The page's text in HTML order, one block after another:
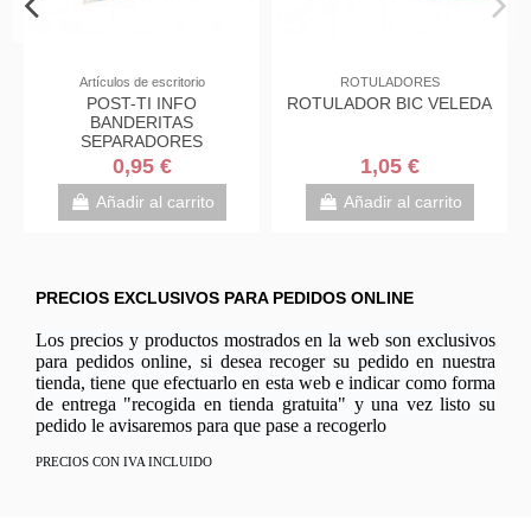
START
Artículos de escritorio
POST-TI INFO
SEPARADORES
Añadir al carrito
ROTULADOR
Añadir al
PRECIOS EXCLUSIVOS PARA PEDIDOS ONLINE
Los precios y productos mostrados en la web son exclusivos
para pedidos online, si desea recoger su pedido en nuestra
tienda, tiene que efectuarlo en esta web e indicar como forma
de entrega "recogida en tienda gratuita" y una vez listo su
pedido le avisaremos para que pase a recogerlo
PRECIOS CON IVA INCLUIDO